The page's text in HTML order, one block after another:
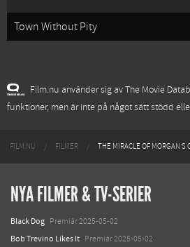
Town Without Pity
Film.nu använder sig av The Movie
funktioner, men är inte på något sätt stödd
FILM.NU FILMER THE MIRACLE OF MORGAN'S
NYA FILMER & TV-SERIER
Black Dog Premiär 2025-05-02
Bob Trevino Likes It Premiär 2025-05-02